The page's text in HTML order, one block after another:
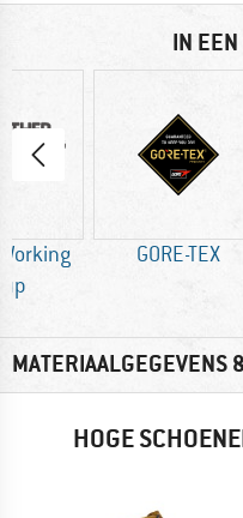
IN EEN
GORE-TEX
MATERIAALGEGEVENS
HOGE